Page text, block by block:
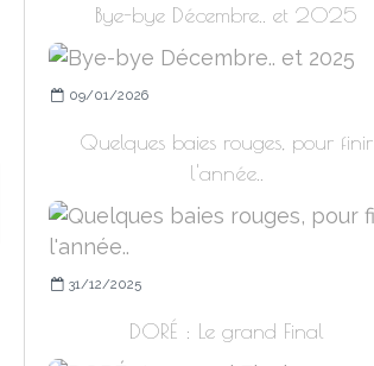
Bye-bye Décembre.. et 2025
09/01/2026
Quelques baies rouges, pour finir
l'année..
31/12/2025
DORÉ : Le grand Final